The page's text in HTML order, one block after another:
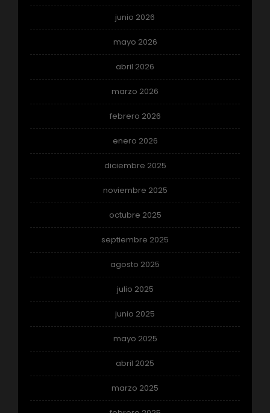
junio 2026
mayo 2026
abril 2026
marzo 2026
febrero 2026
enero 2026
diciembre 2025
noviembre 2025
octubre 2025
septiembre 2025
agosto 2025
julio 2025
junio 2025
mayo 2025
abril 2025
marzo 2025